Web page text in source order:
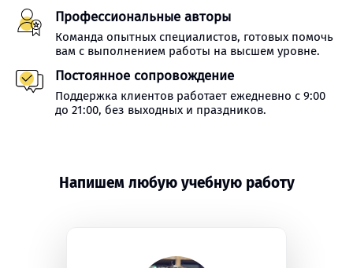
Профессиональные авторы
Команда опытных специалистов, готовых помочь
вам с выполнением работы на высшем уровне.
Постоянное сопровождение
Поддержка клиентов работает ежедневно с 9:00
до 21:00, без выходных и праздников.
Напишем любую учебную работу